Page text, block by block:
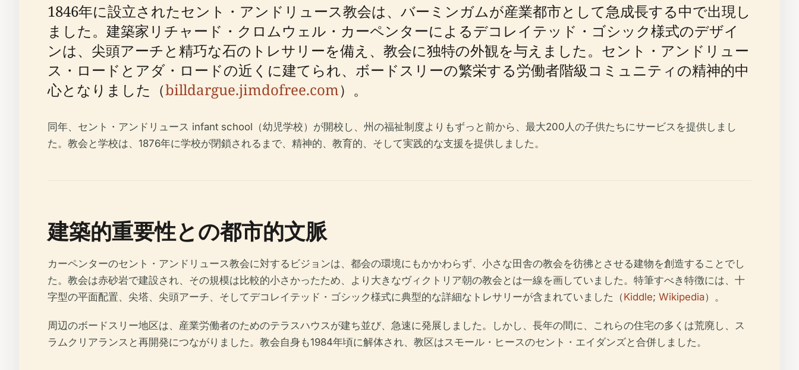
1846年に設立されたセント・アンドリュース教会は、バーミンガムが産業都市として急成長する中で出現し
ました。建築家リチャード・クロムウェル・カーペンターによるデコレイテッド・ゴシック様式のデザイ
ンは、尖頭アーチと精巧な石のトレサリーを備え、教会に独特の外観を与えました。セント・アンドリュー
ス・ロードとアダ・ロードの近くに建てられ、ボードスリーの繁栄する労働者階級コミュニティの精神的中
心となりました（billdargue.jimdofree.com）。
同年、セント・アンドリュース infant school（幼児学校）が開校し、州の福祉制度よりもずっと前から、最大200人の子供たちにサービスを提供しまし
た。教会と学校は、1876年に学校が閉鎖されるまで、精神的、教育的、そして実践的な支援を提供しました。
建築的重要性との都市的文脈
カーペンターのセント・アンドリュース教会に対するビジョンは、都会の環境にもかかわらず、小さな田舎の教会を彷彿とさせる建物を創造することでし
た。教会は赤砂岩で建設され、その規模は比較的小さかったため、より大きなヴィクトリア朝の教会とは一線を画していました。特筆すべき特徴には、十
字型の平面配置、尖塔、尖頭アーチ、そしてデコレイテッド・ゴシック様式に典型的な詳細なトレサリーが含まれていました（Kiddle; Wikipedia）。
周辺のボードスリー地区は、産業労働者のためのテラスハウスが建ち並び、急速に発展しました。しかし、長年の間に、これらの住宅の多くは荒廃し、ス
ラムクリアランスと再開発につながりました。教会自身も1984年頃に解体され、教区はスモール・ヒースのセント・エイダンズと合併しました。